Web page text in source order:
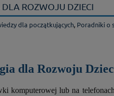
ROZWOJU DZIECI
dla początkujących, Poradniki o
dla Rozwoju
komputerowej lub na